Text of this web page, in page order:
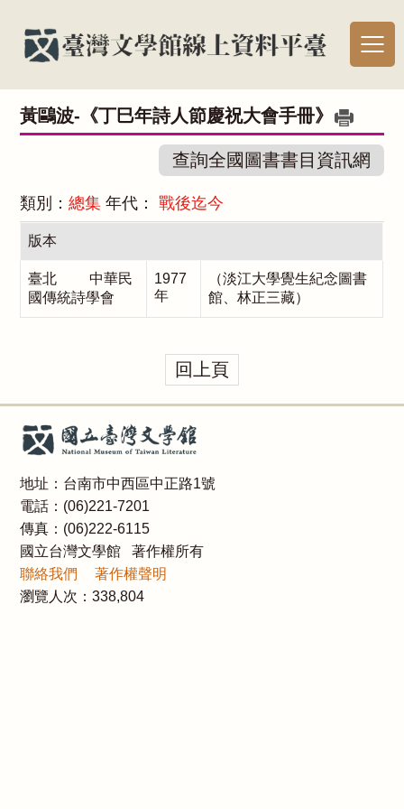
黃鷗波-《丁巳年詩人節慶祝大會手冊》
查詢全國圖書書目資訊網
類別：總集年代：戰後迄今
版本
臺北 中華民
國傳統詩學會
1977
年
（淡江大學覺生紀念圖書
館、林正三藏）
回上頁
地址：台南市中西區中正路1號
電話：(06)221-7201
傳真：(06)222-6115
國立台灣文學館 著作權所有
聯絡我們
著作權聲明
瀏覽人次：338,804